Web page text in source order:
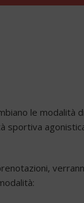
le modalità
sportiva